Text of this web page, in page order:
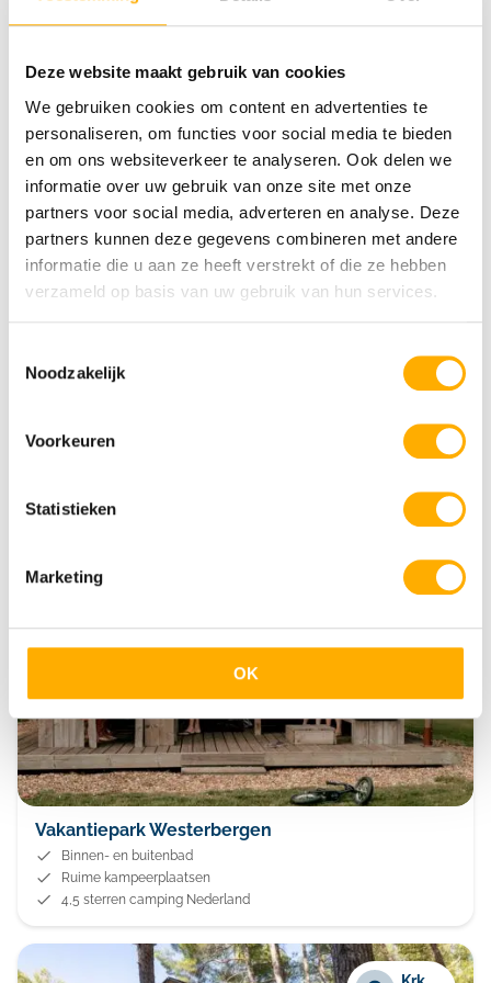
Deze website maakt gebruik van cookies
We gebruiken cookies om content en advertenties te
personaliseren, om functies voor social media te bieden
en om ons websiteverkeer te analyseren. Ook delen we
informatie over uw gebruik van onze site met onze
partners voor social media, adverteren en analyse. Deze
partners kunnen deze gegevens combineren met andere
informatie die u aan ze heeft verstrekt of die ze hebben
verzameld op basis van uw gebruik van hun services.
Noodzakelijk
Voorkeuren
Statistieken
Marketing
OK
Bekijk ook eens
Rheeze
Kampeerdorp De Zandstuve
30+ speeltuinen
Echten
Drenthe
Vakantiepark Westerbergen
Binnen- en buitenbad
Ruime kampeerplaatsen
4,5 sterren camping Nederland